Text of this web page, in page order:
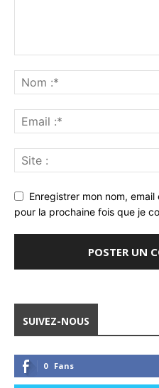
Enregistrer mon nom,
pour la prochaine fois que je
SUIVEZ-NOUS
0 Fans